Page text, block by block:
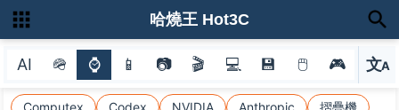
AI 🪖 ⌚ 📱 📷 🎬 💻 💾 🖱 🎮 文A
選
Computex Codex NVIDIA Anthropic 摺疊機
哈燒王 Hot3C